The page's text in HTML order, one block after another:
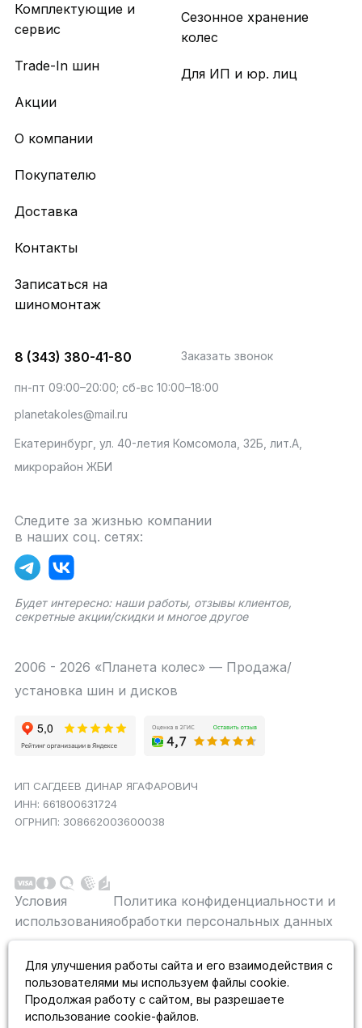
Комплектующие и
сервис
Trade-In шин
Акции
Сезонное хранение
колес
Для ИП и юр. лиц
О компании
Покупателю
Доставка
Контакты
Записаться на
шиномонтаж
8 (343) 380-41-80 Заказать звонок
пн-пт 09:00–20:00; сб-вс 10:00–18:00
planetakoles@mail.ru
Екатеринбург, ул. 40-летия Комсомола, 32Б, лит.А,
микрорайон ЖБИ
Следите за жизнью компании
в наших соц. сетях:
Будет интересно: наши работы, отзывы клиентов,
секретные акции/скидки и многое другое
2006 - 2026 «Планета колес» — Продажа/
установка шин и дисков
ИП САГДЕЕВ ДИНАР ЯГАФАРОВИЧ
ИНН: 661800631724
ОГРНИП: 308662003600038
Условия
использования
Политика конфиденциальности и
обработки персональных данных
публичной офертой не является. На данном
информационном ресурсе применяются
рекомендательные технологии.
Для улучшения работы сайта и его взаимодействия с
пользователями мы используем файлы cookie.
Продолжая работу с сайтом, вы разрешаете
использование cookie-файлов.